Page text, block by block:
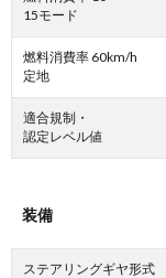
15モード
燃料消費率 60km/h
定地
適合規制・
認定レベル値
装備
ステアリングギヤ形式